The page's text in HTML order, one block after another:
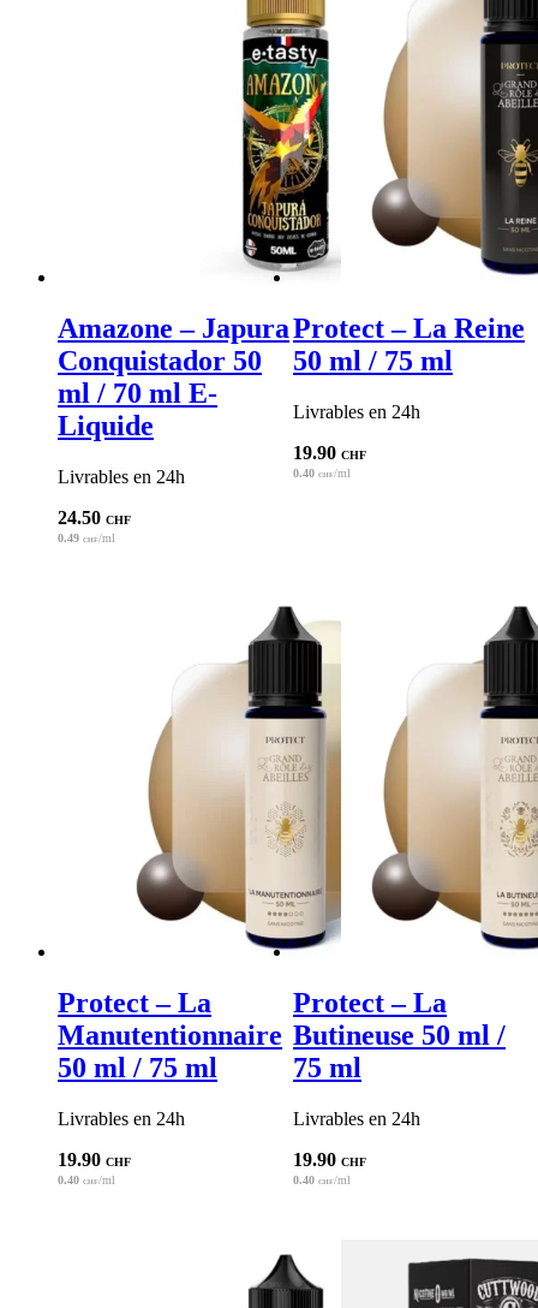
Amazone – Japura
Conquistador 50
ml / 70 ml E-
Liquide
Livrables en 24h
24.50 CHF
0.49 CHF/ml
Protect – La Reine
50 ml / 75 ml
Livrables en 24h
19.90 CHF
0.40 CHF/ml
Protect – La
Manutentionnaire
50 ml / 75 ml
Livrables en 24h
19.90 CHF
0.40 CHF/ml
Protect – La
Butineuse 50 ml /
75 ml
Livrables en 24h
19.90 CHF
0.40 CHF/ml